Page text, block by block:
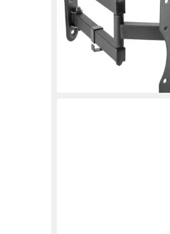
ausziehbar Fernseher
VESA 200x200)
27,99 €
UVP 41,43 €
lieferbar - in 3-4